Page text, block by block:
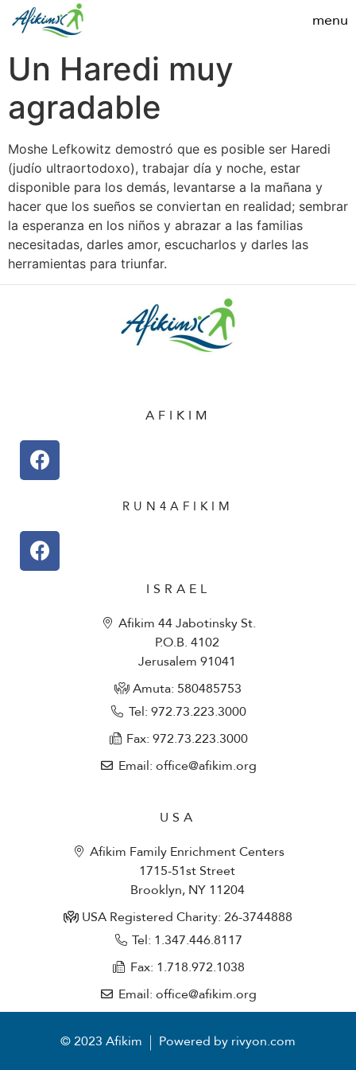
Un Haredi muy
agradable
Moshe Lefkowitz demostró que es posible ser Haredi
(judío ultraortodoxo), trabajar día y noche, estar
disponible para los demás, levantarse a la mañana y
hacer que los sueños se conviertan en realidad; sembrar
la esperanza en los niños y abrazar a las familias
necesitadas, darles amor, escucharlos y darles las
herramientas para triunfar.
AFIKIM
RUN4AFIKIM
ISRAEL
Afikim 44 Jabotinsky St.
P.O.B. 4102
Jerusalem 91041
Amuta: 580485753​
Tel: 972.73.223.3000
Fax: 972.73.223.3000
Email: office@afikim.org
USA
Afikim Family Enrichment Centers
1715-51st Street
Brooklyn, NY 11204
USA Registered Charity: 26-3744888
Tel: 1.347.446.8117
Fax: 1.718.972.1038
Email: office@afikim.org
© 2023 Afikim Powered by rivyon.com